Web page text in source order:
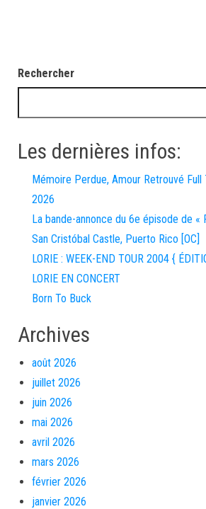
Rechercher
Les dernières infos:
Mémoire Perdue, Amour Retrouvé Full
2026
La bande-annonce du 6e épisode de «
San Cristóbal Castle, Puerto Rico [OC]
LORIE : WEEK-END TOUR 2004 {
LORIE EN CONCERT
Born To Buck
Archives
août 2026
juillet 2026
juin 2026
mai 2026
avril 2026
mars 2026
février 2026
janvier 2026